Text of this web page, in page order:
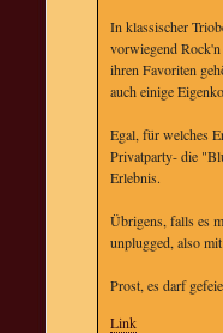
In klassischer
vorwiegend
ihren Favoriten
auch einige
Egal, für welches
Privatparty- die
Erlebnis.
Übrigens, falls es
unplugged, also
Prost, es darf
Link